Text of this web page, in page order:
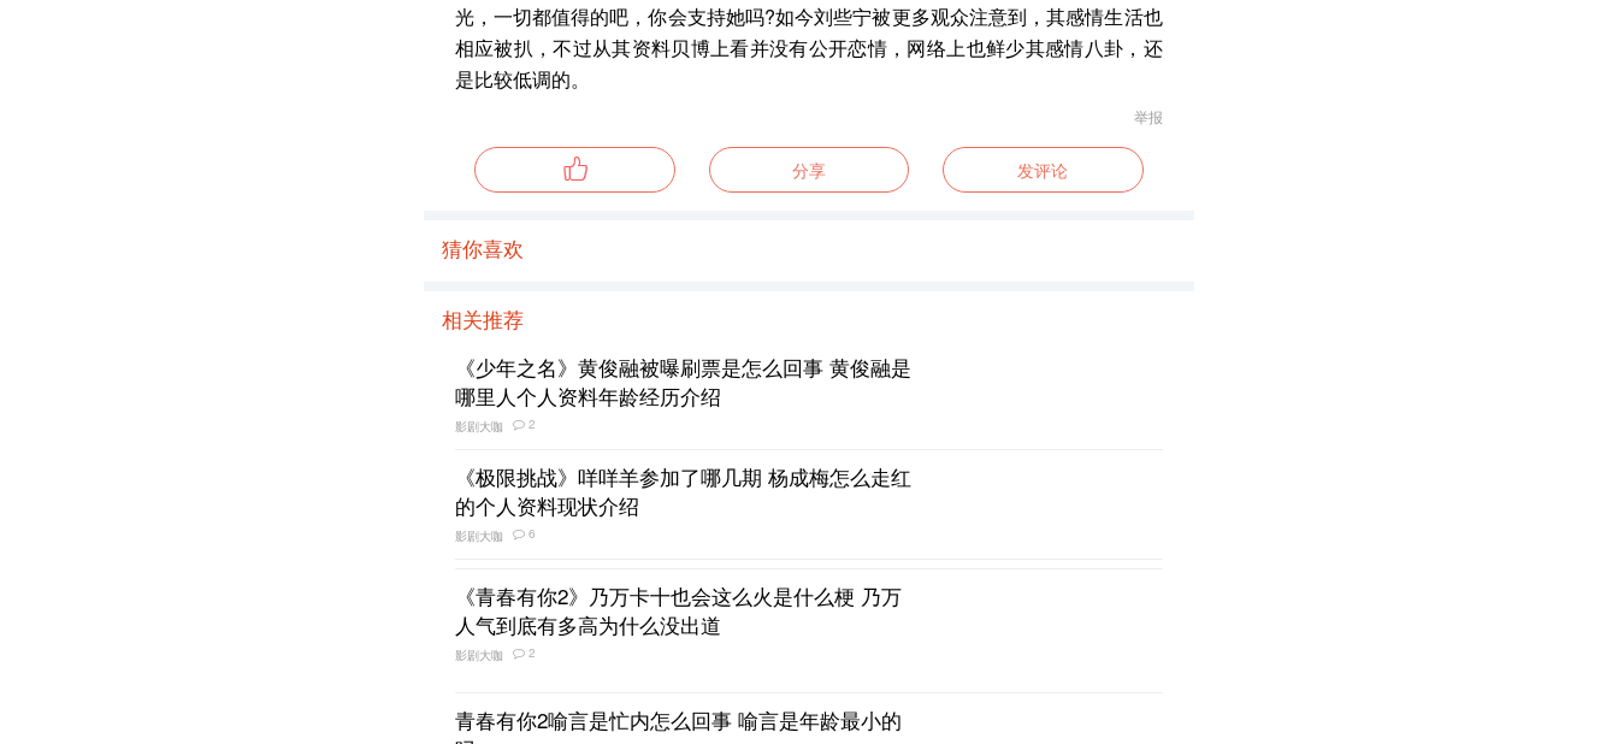
光，一切都值得的吧，你会支持她吗?如今刘些宁被更多观众注意到，其感情生活也
相应被扒，不过从其资料贝博上看并没有公开恋情，网络上也鲜少其感情八卦，还
是比较低调的。
举报
分享 发评论
猜你喜欢
相关推荐
《少年之名》黄俊融被曝刷票是怎么回事 黄俊融是
哪里人个人资料年龄经历介绍
影剧大咖 2
《极限挑战》咩咩羊参加了哪几期 杨成梅怎么走红
的个人资料现状介绍
影剧大咖 6
《青春有你2》乃万卡十也会这么火是什么梗 乃万
人气到底有多高为什么没出道
影剧大咖 2
青春有你2喻言是忙内怎么回事 喻言是年龄最小的
吗